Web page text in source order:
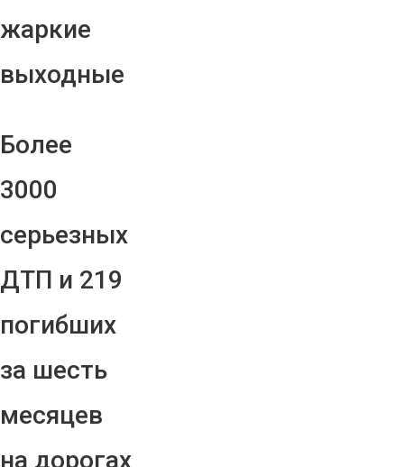
жаркие
выходные
Более
3000
серьезных
ДТП и 219
погибших
за шесть
месяцев
на дорогах